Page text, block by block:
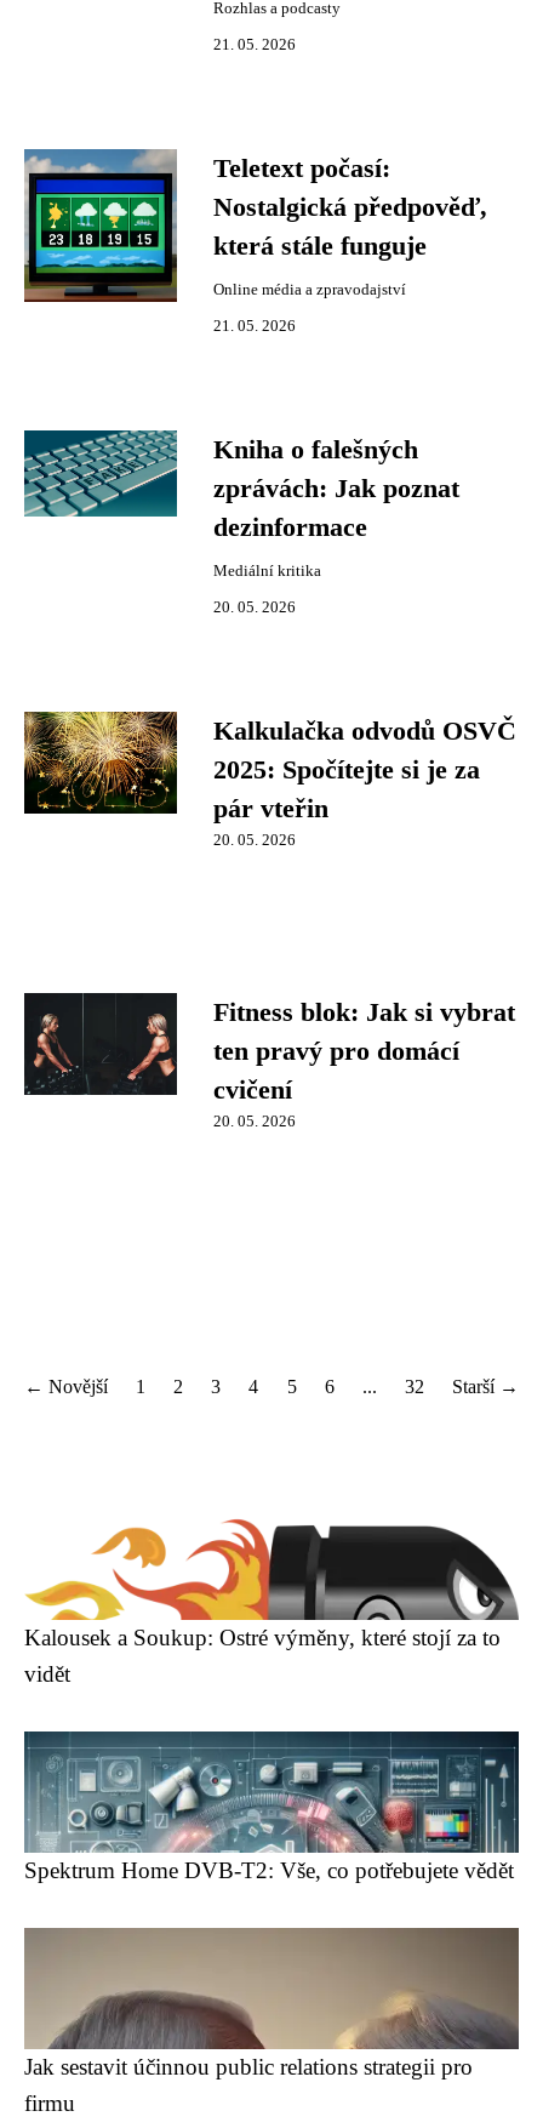
Rozhlas a podcasty
21. 05. 2026
Teletext počasí:
Nostalgická předpověď,
která stále funguje
Online média a zpravodajství
21. 05. 2026
Kniha o falešných
zprávách: Jak poznat
dezinformace
Mediální kritika
20. 05. 2026
Kalkulačka odvodů OSVČ
2025: Spočítejte si je za
pár vteřin
20. 05. 2026
Fitness blok: Jak si vybrat
ten pravý pro domácí
cvičení
20. 05. 2026
← Novější 1 2 3 4 5 6 ... 32 Starší →
Kalousek a Soukup: Ostré výměny, které stojí za to
vidět
Spektrum Home DVB-T2: Vše, co potřebujete vědět
Jak sestavit účinnou public relations strategii pro
firmu